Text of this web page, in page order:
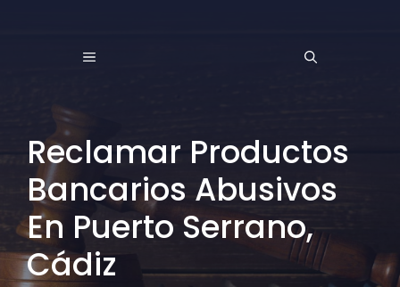
MENÚ
Reclamar Productos
Bancarios Abusivos
En Puerto Serrano,
Cádiz